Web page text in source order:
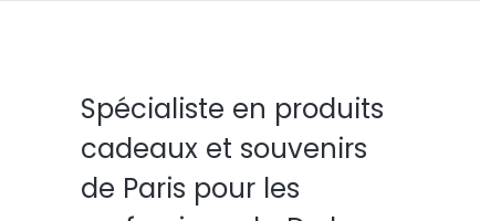
Spécialiste en produits
cadeaux et souvenirs
de Paris pour les